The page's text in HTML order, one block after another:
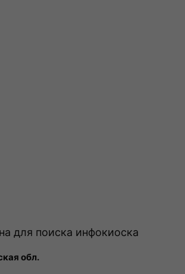
для поиска инфокиоска
обл.